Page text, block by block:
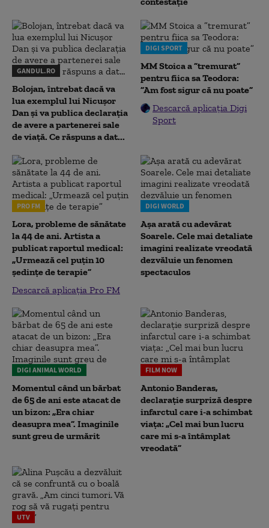
GANDUL.RO
Bolojan, întrebat dacă va
lua exemplul lui Nicușor
Dan și va publica declarația
de avere a partenerei sale
de viață. Ce răspuns a dat...
DIGI SPORT
MM Stoica a ”tremurat”
pentru fiica sa Teodora:
”Am fost sigur că nu poate”
Descarcă aplicația Digi
Sport
PRO FM
Lora, probleme de sănătate
la 44 de ani. Artista a
publicat raportul medical:
„Urmează cel puțin 10
ședințe de terapie”
Descarcă aplicația Pro FM
DIGI WORLD
Așa arată cu adevărat
Soarele. Cele mai detaliate
imagini realizate vreodată
dezvăluie un fenomen
spectaculos
DIGI ANIMAL WORLD
Momentul când un bărbat
de 65 de ani este atacat de
un bizon: „Era chiar
deasupra mea”. Imaginile
sunt greu de urmărit
FILM NOW
Antonio Banderas,
declarație surpriză despre
infarctul care i-a schimbat
viața: „Cel mai bun lucru
care mi s-a întâmplat
vreodată”
UTV